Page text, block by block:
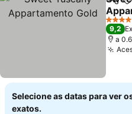
4
9,2
a
Selecione as datas para ver
exatos.